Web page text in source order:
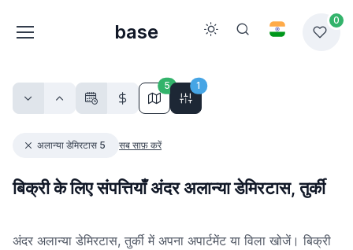
base
0
5 1
अलान्या डेमिरटास 5 सब साफ़ करें
बिक्री के लिए संपत्तियाँ अंदर अलान्या डेमिरटास, तुर्की
अंदर अलान्या डेमिरटास, तुर्की में अपना अपार्टमेंट या विला खोजें। बिक्री